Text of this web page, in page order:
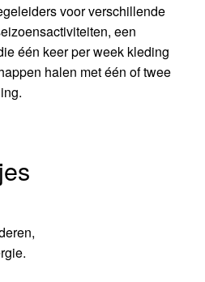
voor verschillende
een
één keer per week kleding
halen met één of twee